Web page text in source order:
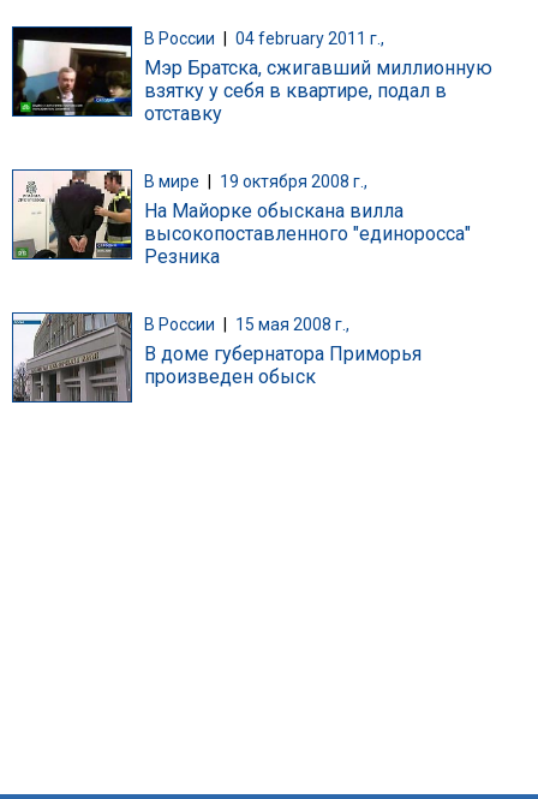
В России 04 february 2011 г.,
Мэр Братска, сжигавший миллионную
взятку у себя в квартире, подал в
отставку
В мире 19 октября 2008 г.,
На Майорке обыскана вилла
высокопоставленного "единоросса"
Резника
В России 15 мая 2008 г.,
В доме губернатора Приморья
произведен обыск